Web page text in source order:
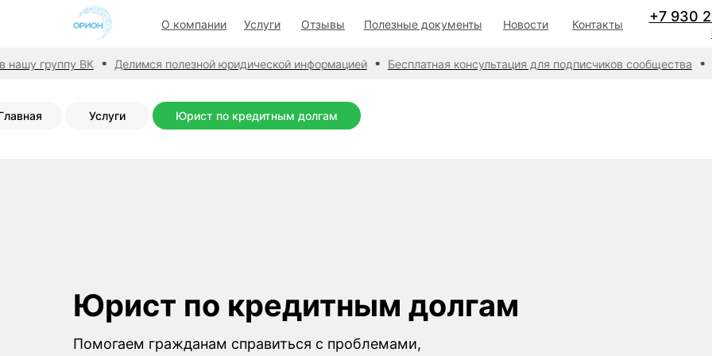
О компании Новости
Услуги Отзывы Контакты
Полезные документы +7 930
группу ВК Делимся полезной юридической информацией Бесплатная консультация для подписчиков сообщества
Услуги Юрист по кредитным долгам
Помогаем гражданам справиться с проблемами,
Юрист по кредитным долгам